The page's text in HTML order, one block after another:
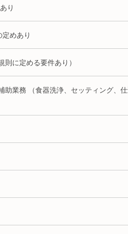
り
めあり
に定める要件あり）
助業務 （食器洗浄、セッティング、